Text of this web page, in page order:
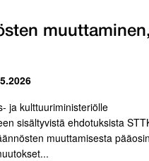
muuttaminen,
ja kulttuuriministeriölle
sisältyvistä ehdotuksista
muuttamisesta pääosin